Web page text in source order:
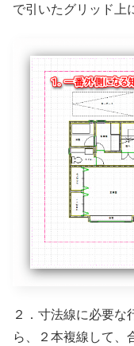
で引いたグリッド上
２．寸法線に必要な
ら、２本複線して、